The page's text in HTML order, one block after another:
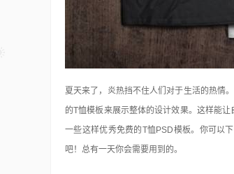
夏天来了，炎热挡不住人们对于生活的热情
的T恤模板来展示整体的设计效果。这样能
一些这样优秀免费的T恤PSD模板。你可以
吧！总有一天你会需要用到的。
在我们对图片进行设计
Photoshop了。对于这个